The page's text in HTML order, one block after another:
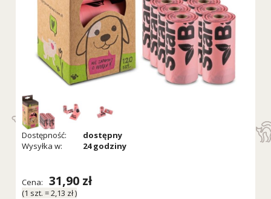
Dostępność:
dostępny
Wysyłka w:
24 godziny
Cena: 31,90 zł
(1 szt. =2,13 zł)